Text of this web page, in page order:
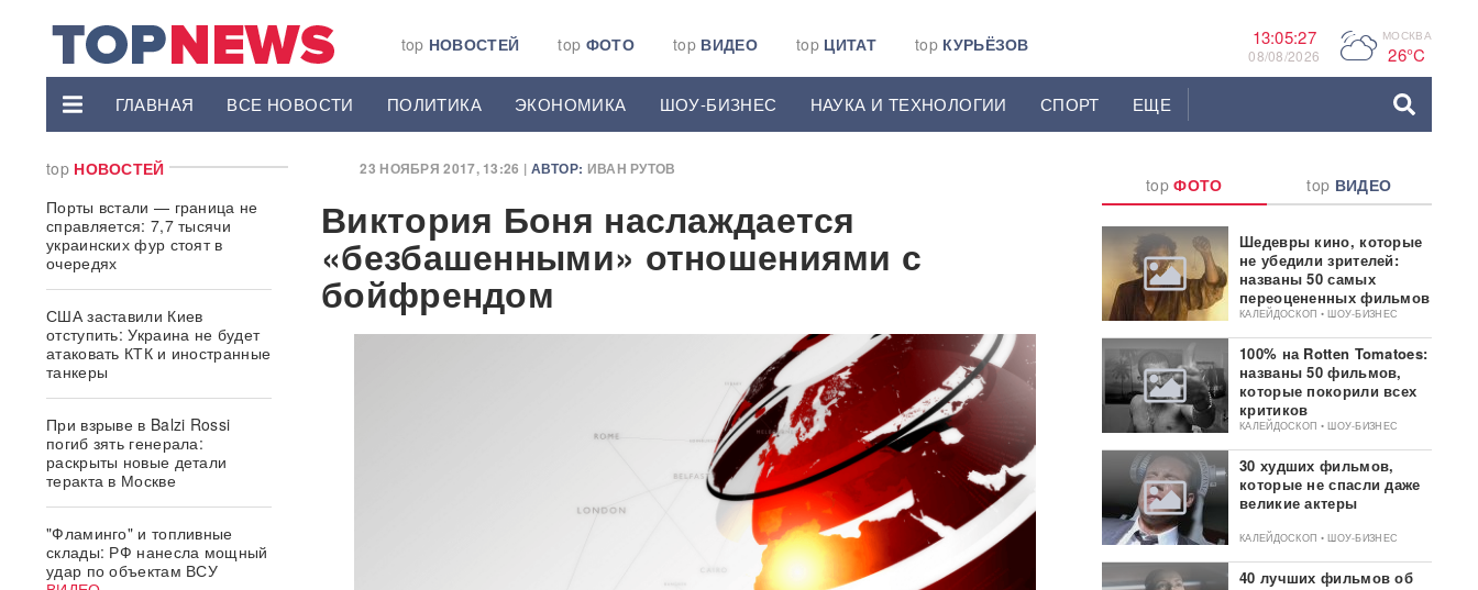
top НОВОСТЕЙ top ФОТО top ВИДЕО top ЦИТАТ top КУРЬЁЗОВ 13:05:28
08/08/2026 P МОСКВА
26°C
ГЛАВНАЯ ВСЕ НОВОСТИ ПОЛИТИКА ЭКОНОМИКА ШОУ-БИЗНЕС НАУКА И ТЕХНОЛОГИИ СПОРТ ЕЩЕ
top НОВОСТЕЙ
Порты встали — граница не
справляется: 7,7 тысячи
украинских фур стоят в
очередях
США заставили Киев
отступить: Украина не будет
атаковать КТК и иностранные
танкеры
При взрыве в Balzi Rossi
погиб зять генерала:
раскрыты новые детали
теракта в Москве
"Фламинго" и топливные
склады: РФ нанесла мощный
удар по объектам ВСУ
23 НОЯБРЯ 2017, 13:26 | АВТОР: ИВАН РУТОВ
Виктория Боня наслаждается
«безбашенными» отношениями с
бойфрендом
topФОТО top ВИДЕО
Шедевры кино, которые
не убедили зрителей:
названы 50 самых
переоцененных фильмов
КАЛЕЙДОСКОП • ШОУ-БИЗНЕС
100% на Rotten Tomatoes:
названы 50 фильмов,
которые покорили всех
критиков
КАЛЕЙДОСКОП • ШОУ-БИЗНЕС
30 худших фильмов,
которые не спасли даже
великие актеры
КАЛЕЙДОСКОП • ШОУ-БИЗНЕС
40 лучших фильмов об